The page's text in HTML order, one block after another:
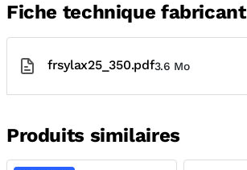
Fiche technique fabricant
frsylax25_350.pdf3.6 Mo
Produits similaires